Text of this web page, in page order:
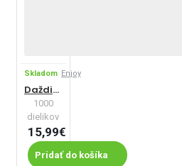
Skladom Enjoy
Daždivý deň
1000
dielikov
15,99€
Pridať do košíka